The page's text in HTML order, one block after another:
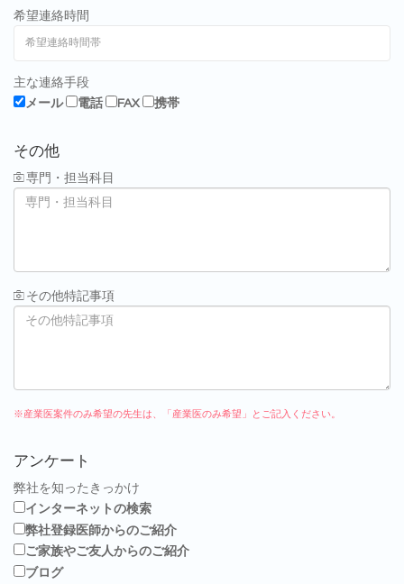
希望連絡時間
主な連絡手段
メール
電話 FAX 携帯
その他
専門・担当科目
その他特記事項
※産業医案件のみ希望の先生は、「産業医のみ希望」とご記入ください。
アンケート
弊社を知ったきっかけ
インターネットの検索
弊社登録医師からのご紹介
ご家族やご友人からのご紹介
ブログ